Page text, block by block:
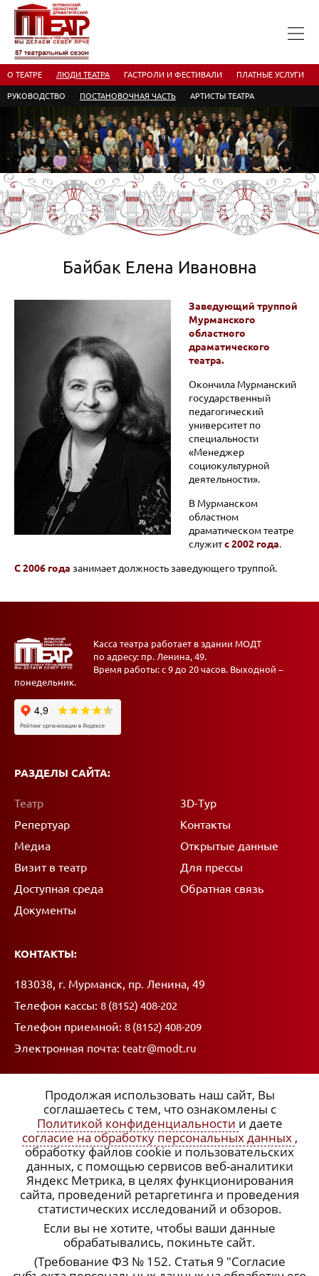
О ТЕАТРЕ ЛЮДИ ТЕАТРА ГАСТРОЛИ И ФЕСТИВАЛИ ПЛАТНЫЕ УСЛУГИ
РУКОВОДСТВО ПОСТАНОВОЧНАЯ ЧАСТЬ АРТИСТЫ ТЕАТРА
Байбак Елена Ивановна
Заведующий труппой
Мурманского
областного
драматического
театра.
Окончила Мурманский
государственный
педагогический
университет по
специальности
«Менеджер
социокультурной
деятельности».
В Мурманском
областном
драматическом театре
служитс 2002 года.
С 2006 года занимает должность заведующего труппой.
Касса театра работает в здании МОДТ
по адресу: пр. Ленина, 49.
Время работы: с 9 до 20 часов. Выходной –
понедельник.
РАЗДЕЛЫ САЙТА:
Театр
Репертуар
Медиа
Визит в театр
Доступная среда
Документы
3D-Тур
Контакты
Открытые данные
Для прессы
Обратная связь
КОНТАКТЫ:
Адрес:
183038, г. Мурманск, пр. Ленина, 49
Телефон кассы: 8 (8152) 408-202
Телефон приемной: 8 (8152) 408-209
Электронная почта: teatr@modt.ru
ССЫЛКИ:
Политика конфиденциальности
Согласие на обработку персональных данных
Продолжая использовать наш сайт, Вы
соглашаетесь с тем, что ознакомлены с
Политикой конфиденциальности и даете
согласие на обработку персональных данных ,
обработку файлов cookie и пользовательских
данных, с помощью сервисов веб-аналитики
Яндекс Метрика, в целях функционирования
сайта, проведений ретаргетинга и проведения
статистических исследований и обзоров.
Если вы не хотите, чтобы ваши данные
обрабатывались, покиньте сайт.
(Требование ФЗ № 152. Статья 9 "Согласие